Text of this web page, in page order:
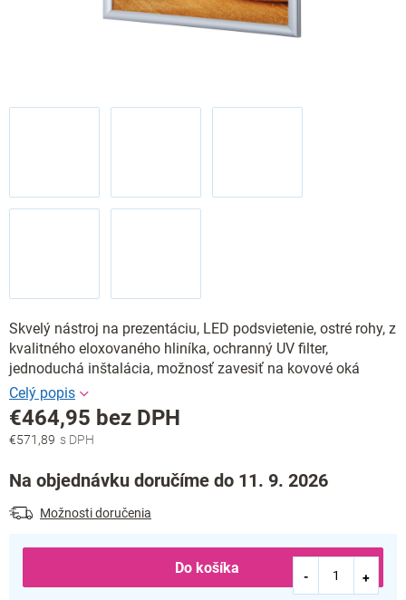
Skvelý nástroj na prezentáciu, LED podsvietenie, ostré rohy, z
kvalitného eloxovaného hliníka, ochranný UV filter,
jednoduchá inštalácia, možnosť zavesiť na kovové oká
€571,89
€464,95 bez DPH
Jednotková
Na objednávku doručíme do 11. 9. 2026
Možnosti doručenia
Do košíka